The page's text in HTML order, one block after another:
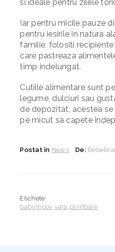
si ideale pentru zilele
Iar pentru micile pauze
pentru iesirile in natura
familie, folositi
care pastreaza
timp indelungat.
Cutiile alimentare sunt
legume, dulciuri sau
de depozitat, acestea
pe micut sa capete
Postat în News De:
Etichete:
babymoov vara plimbare